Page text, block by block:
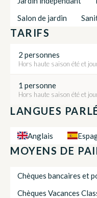
Salon de jardin
TARIFS
2 personnes
Hors haute saison été et
1 personne
Hors haute saison été et
LANGUES
Anglais
MOYENS DE
Chèques bancaires et
Chèques Vacances